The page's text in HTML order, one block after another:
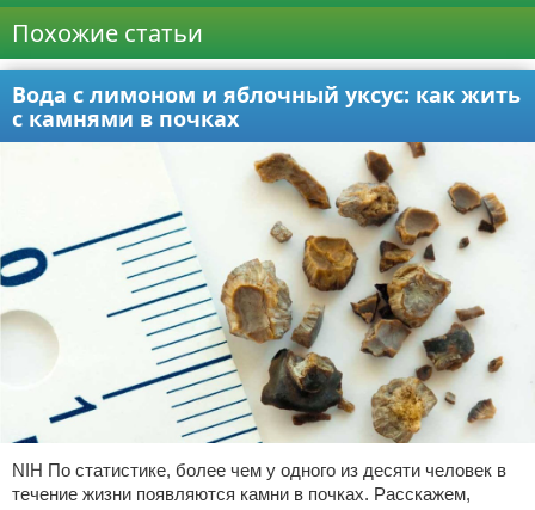
Похожие статьи
Вода с лимоном и яблочный уксус: как жить
с камнями в почках
NIH По статистике, более чем у одного из десяти человек в
течение жизни появляются камни в почках. Расскажем,